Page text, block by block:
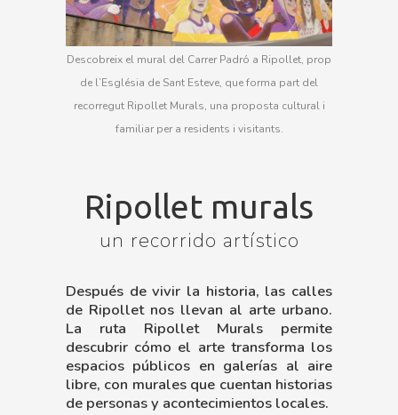
Descobreix el mural del Carrer Padró a Ripollet, prop
de l’Església de Sant Esteve, que forma part del
recorregut Ripollet Murals, una proposta cultural i
familiar per a residents i visitants.
Ripollet murals
un recorrido artístico
Después de vivir la historia, las calles
de Ripollet nos llevan al arte urbano.
La ruta Ripollet Murals permite
descubrir cómo el arte transforma los
espacios públicos en galerías al aire
libre, con murales que cuentan historias
de personas y acontecimientos locales.